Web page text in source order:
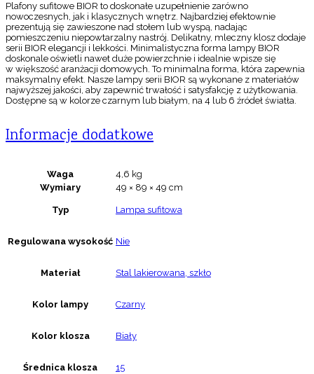
Plafony sufitowe BIOR to doskonałe uzupełnienie zarówno
nowoczesnych, jak i klasycznych wnętrz. Najbardziej efektownie
prezentują się zawieszone nad stołem lub wyspą, nadając
pomieszczeniu niepowtarzalny nastrój. Delikatny, mleczny klosz dodaje
serii BIOR elegancji i lekkości. Minimalistyczna forma lampy BIOR
doskonale oświetli nawet duże powierzchnie i idealnie wpisze się
w większość aranżacji domowych. To minimalna forma, która zapewnia
maksymalny efekt. Nasze lampy serii BIOR są wykonane z materiałów
najwyższej jakości, aby zapewnić trwałość i satysfakcję z użytkowania.
Dostępne są w kolorze czarnym lub białym, na 4 lub 6 źródeł światła.
Informacje dodatkowe
Waga
4,6 kg
Wymiary
49 × 89 × 49 cm
Typ Lampa sufitowa
Regulowana wysokość Nie
Materiał Stal lakierowana, szkło
Kolor lampy Czarny
Kolor klosza Biały
Średnica klosza 15